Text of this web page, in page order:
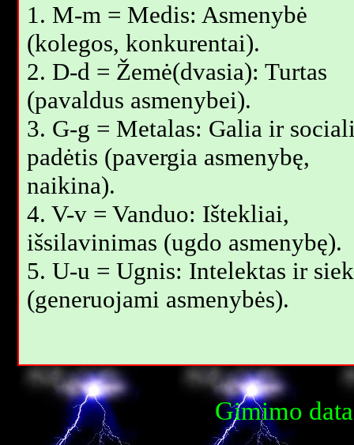
1. M-m = Medis: Asmenybė
(kolegos, konkurentai).
2. D-d = Žemė(dvasia): Turtas
(pavaldus asmenybei).
3. G-g = Metalas: Galia ir
padėtis (pavergia asmenybę,
naikina).
4. V-v = Vanduo: Ištekliai,
išsilavinimas (ugdo asmenybę).
5. U-u = Ugnis: Intelektas ir
(generuojami asmenybės).
Gimimo